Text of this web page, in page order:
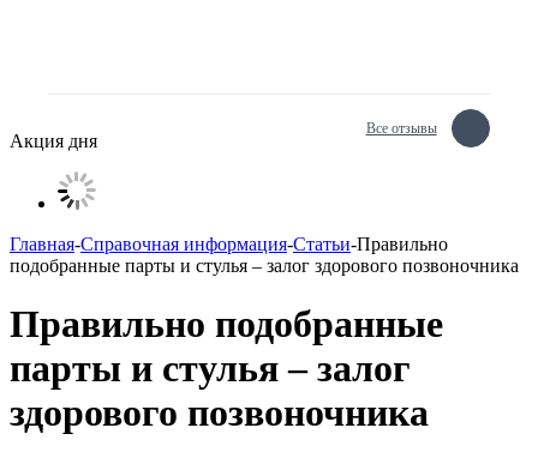
Все отзывы
Акция дня
Главная-Справочная информация-Статьи-Правильно
подобранные парты и стулья – залог здорового позвоночника
Правильно подобранные
парты и стулья – залог
здорового позвоночника